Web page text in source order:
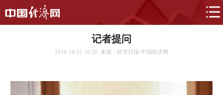
记者提问
2019-10-22 10:28 来源：经济日报-中国经济网